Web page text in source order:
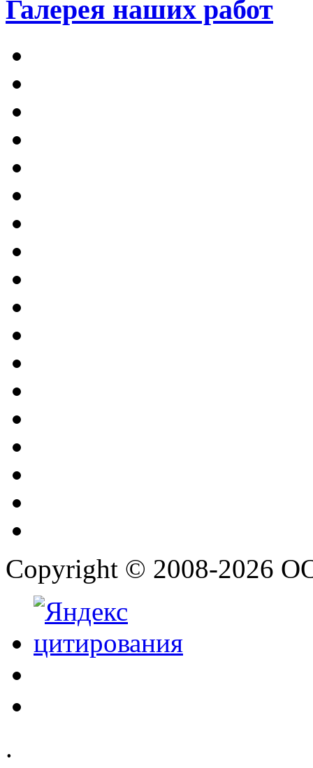
Галерея наших работ
Copyright © 2008-2026
.